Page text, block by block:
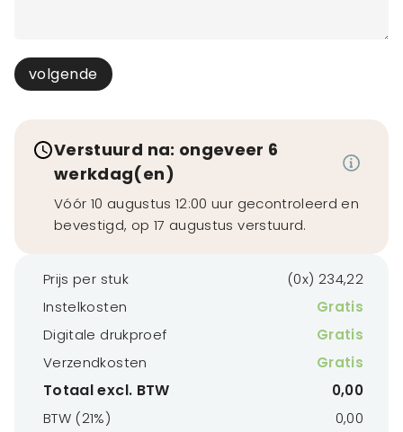
volgende
Verstuurd na: ongeveer 6
werkdag(en)
Vóór 10 augustus 12:00 uur gecontroleerd en
bevestigd, op 17 augustus verstuurd.
Prijs per stuk
(0x) 234,22
Instelkosten
Gratis
Digitale drukproef
Gratis
Verzendkosten
Gratis
Totaal excl. BTW
0,00
BTW (21%)
0,00